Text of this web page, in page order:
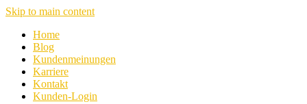
Skip to main content
Home
Blog
Kundenmeinungen
Karriere
Kontakt
Kunden-Login